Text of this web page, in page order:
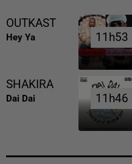
OUTKAST
Hey Ya 11h53
11h53
SHAKIRA
Dai Dai 11h46
11h46